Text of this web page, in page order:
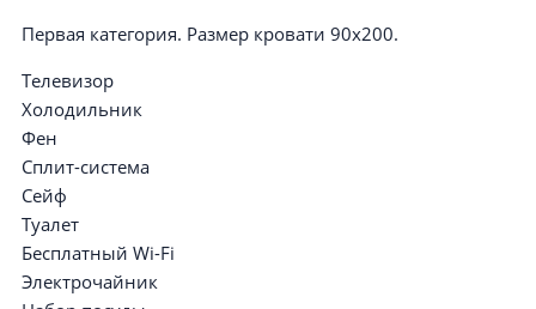
Первая категория. Размер кровати 90х200.
Телевизор
Холодильник
Фен
Сплит-система
Сейф
Туалет
Бесплатный Wi-Fi
Электрочайник